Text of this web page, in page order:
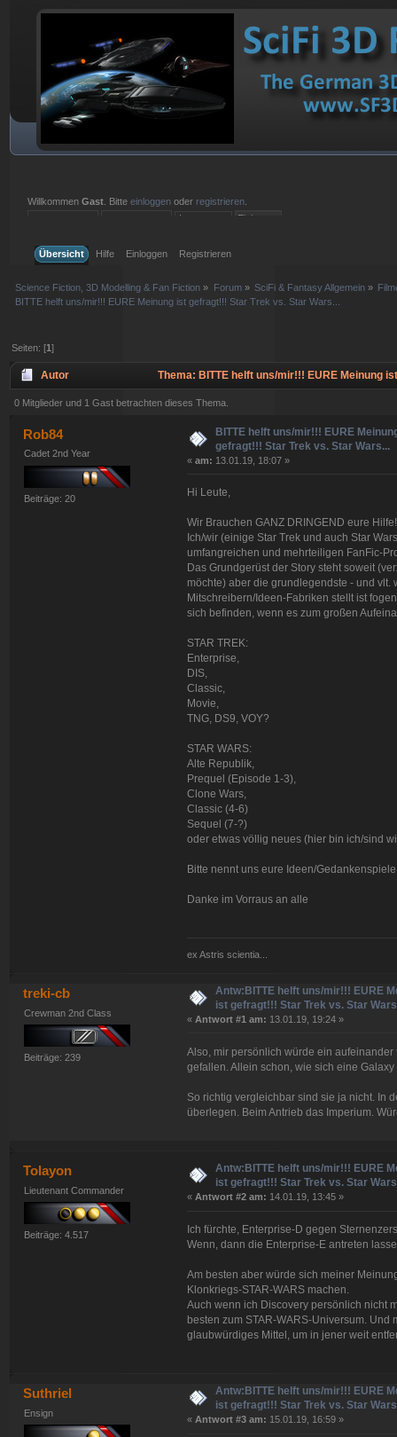
WillkommenGast . Bitteeinloggen oder registrieren
Übersicht
Hilfe Einloggen Registrieren
Science Fiction, 3D Modelling & Fan Fiction » Forum» SciFi & Fantasy Allgemein »
BITTE helft uns/mir!!! EURE Meinung ist gefragt!!! Star Trek vs. Star Wars...
Seiten: [1]
Autor Thema: BITTE helft uns/mir!!! EURE Meinung
0 Mitglieder und 1 Gast betrachten dieses Thema.
Rob84
Cadet 2nd Year
Beiträge: 20
BITTE helft uns/mir!!! EURE
gefragt!!! Star Trek vs. Star Wars...
« am: 13.01.19, 18:07 »
Hi Leute,
Wir Brauchen GANZ DRINGEND eure
Ich/wir (einige Star Trek und auch Star
umfangreichen und mehrteiligen FanFic-
Das Grundgerüst der Story steht soweit
möchte) aber die grundlegendste - und
Mitschreibern/Ideen-Fabriken stellt ist
sich befinden, wenn es zum großen
STAR TREK:
Enterprise,
DIS,
Classic,
Movie,
TNG, DS9, VOY?
STAR WARS:
Alte Republik,
Prequel (Episode 1-3),
Clone Wars,
Classic (4-6)
Sequel (7-?)
oder etwas völlig neues (hier bin ich/sind
Bitte nennt uns eure Ideen/
Danke im Vorraus an alle
ex Astris scientia...
treki-cb
Crewman 2nd Class
Beiträge: 239
Antw:BITTE helft uns/mir!!! EURE
ist gefragt!!! Star Trek vs. Star
« Antwort #1 am: 13.01.19, 19:24 »
Also, mir persönlich würde ein
gefallen. Allein schon, wie sich eine
So richtig vergleichbar sind sie ja nicht. In
überlegen. Beim Antrieb das Imperium.
Tolayon
Lieutenant Commander
Beiträge: 4.517
Antw:BITTE helft uns/mir!!! EURE
ist gefragt!!! Star Trek vs. Star
« Antwort #2 am: 14.01.19, 13:45 »
Ich fürchte, Enterprise-D gegen
Wenn, dann die Enterprise-E antreten
Am besten aber würde sich meiner
Klonkriegs-STAR-WARS machen.
Auch wenn ich Discovery persönlich nicht
besten zum STAR-WARS-Universum.
glaubwürdiges Mittel, um in jener weit
Suthriel
Ensign
Antw:BITTE helft uns/mir!!! EURE
ist gefragt!!! Star Trek vs. Star
« Antwort #3 am: 15.01.19, 16:59 »